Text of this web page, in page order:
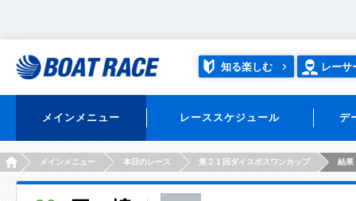
知る楽しむ レーサ
メインメニュー レーススケジュール デ
HOMEメインメニュー 本日のレース 第２１回ダイスポスワンカップ 結果